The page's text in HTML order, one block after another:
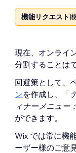
機能リクエスト|
現在、オンライ
分割することは
回避策として、
ンを作成し、「
ィナーメニュー
ができます。
Wix では常に機
ーザー様のご意